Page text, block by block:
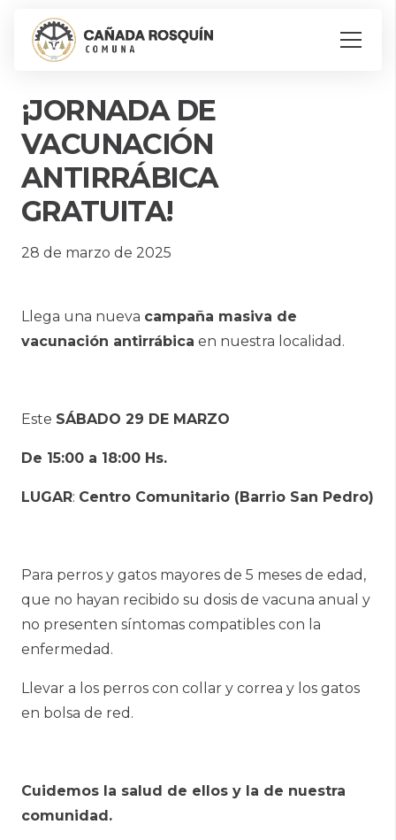
¡JORNADA DE
VACUNACIÓN
ANTIRRÁBICA
GRATUITA!
28 de marzo de 2025
Llega una nueva campaña masiva de
vacunación antirrábica en nuestra localidad.
Este SÁBADO 29 DE MARZO
De 15:00 a 18:00 Hs.
LUGAR: Centro Comunitario (Barrio San Pedro)
Para perros y gatos mayores de 5 meses de edad,
que no hayan recibido su dosis de vacuna anual y
no presenten síntomas compatibles con la
enfermedad.
Llevar a los perros con collar y correa y los gatos
en bolsa de red.
Cuidemos la salud de ellos y la de nuestra
comunidad.